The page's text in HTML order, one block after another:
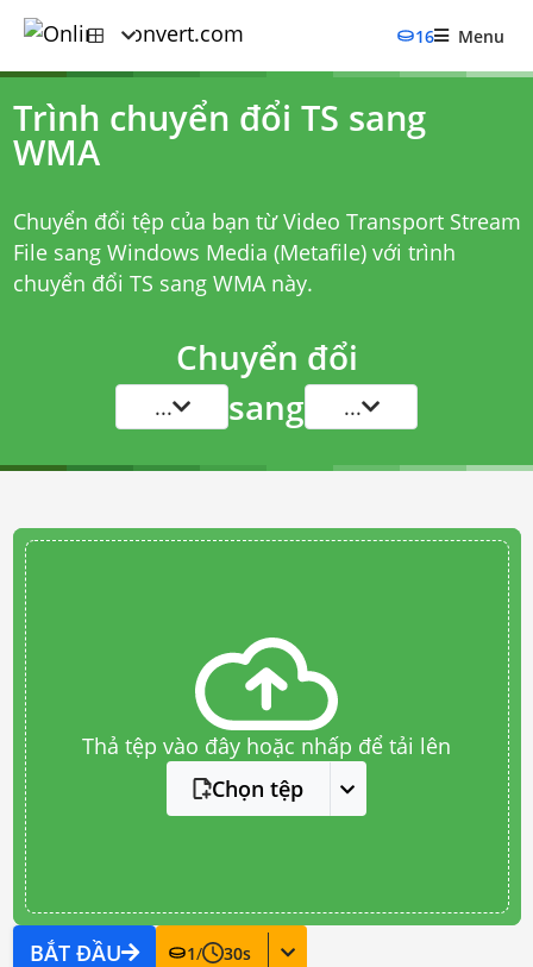
16 Menu
Trình chuyển đổi TS sang
WMA
Chuyển đổi tệp của bạn từ Video Transport Stream
File sang Windows Media (Metafile) với trình
chuyển đổi TS sang WMAnày.
Chuyển đổi
... sang ...
Thả tệp vào đây hoặc nhấp để tải lên
Chọn tệp
BẮT ĐẦU 1/ 30s